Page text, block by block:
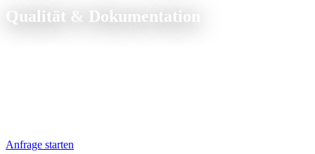
Qualität & Dokumentation
Anfrage starten